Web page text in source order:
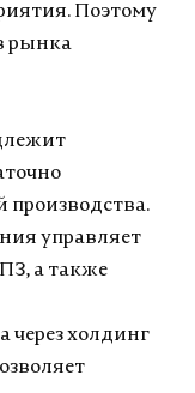
Поэтому
рынка
управляет
а также
через холдинг